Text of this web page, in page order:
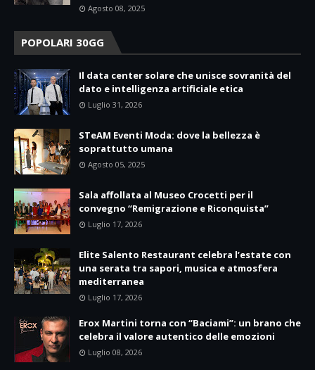
Agosto 08, 2025
POPOLARI 30GG
Il data center solare che unisce sovranità del
dato e intelligenza artificiale etica
Luglio 31, 2026
STeAM Eventi Moda: dove la bellezza è
soprattutto umana
Agosto 05, 2025
Sala affollata al Museo Crocetti per il
convegno “Remigrazione e Riconquista”
Luglio 17, 2026
Elite Salento Restaurant celebra l’estate con
una serata tra sapori, musica e atmosfera
mediterranea
Luglio 17, 2026
Erox Martini torna con “Baciami”: un brano che
celebra il valore autentico delle emozioni
Luglio 08, 2026